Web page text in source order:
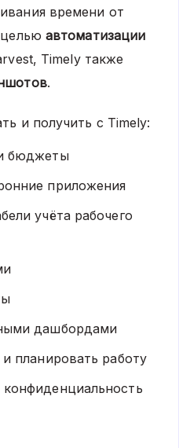
времени от
автоматизации
Timelyтакже
.
и получить с Timely:
бюджеты
приложения
учёта рабочего
дашбордами
планировать работу